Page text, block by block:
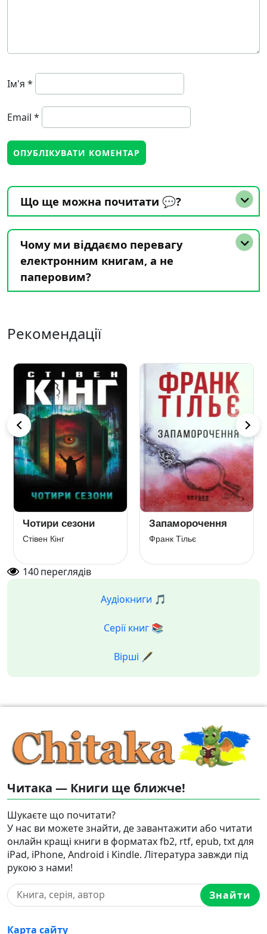
Ім'я *
Email *
Що ще можна почитати 💬?
Чому ми віддаємо перевагу
електронним книгам, а не
паперовим?
Рекомендації
Чотири сезони
Стівен Кінг
Запаморочення
Франк Тільє
140переглядів
Аудіокниги 🎵
Серії книг 📚
Вірші 🖋️
Читака — Книги ще ближче!
Шукаєте що почитати?
У нас ви можете знайти, де завантажити або читати
онлайн кращі книги в форматах fb2, rtf, epub, txt для
iPad, iPhone, Android і Kindle. Література завжди під
рукою з нами!
Знайти
Карта сайту